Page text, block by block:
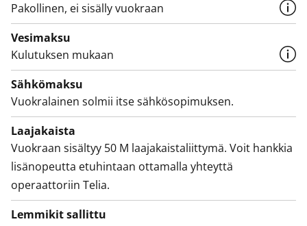
Pakollinen, ei sisälly vuokraan
Vesimaksu
Kulutuksen mukaan
Sähkömaksu
Vuokralainen solmii itse sähkösopimuksen.
Laajakaista
Vuokraan sisältyy 50 M laajakaistaliittymä. Voit hankkia
lisänopeutta etuhintaan ottamalla yhteyttä
operaattoriin Telia.
Lemmikit sallittu